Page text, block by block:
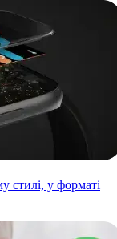
стилі, у форматі